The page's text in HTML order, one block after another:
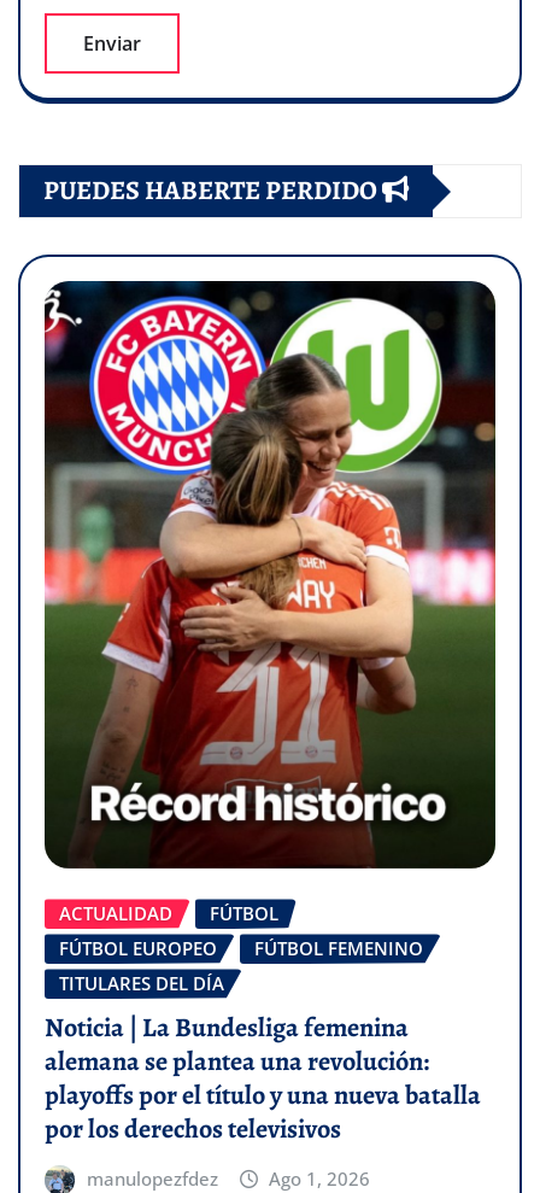
PUEDES HABERTE PERDIDO
ACTUALIDAD
FÚTBOL
FÚTBOL EUROPEO
FÚTBOL FEMENINO
TITULARES DEL DÍA
Noticia | La Bundesliga femenina
alemana se plantea una revolución:
playoffs por el título y una nueva batalla
por los derechos televisivos
manulopezfdez Ago 1, 2026